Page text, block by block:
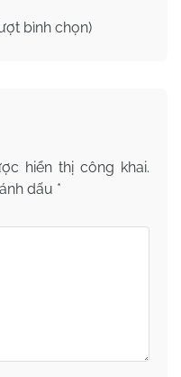
bình chọn)
hiển thị công khai.
dấu *